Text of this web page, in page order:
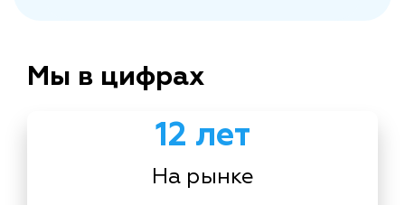
Мы в цифрах
12 лет
На рынке